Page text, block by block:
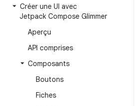
Créer une UI avec
Jetpack Compose Glimmer
Aperçu
API comprises
Composants
Boutons
Fiches